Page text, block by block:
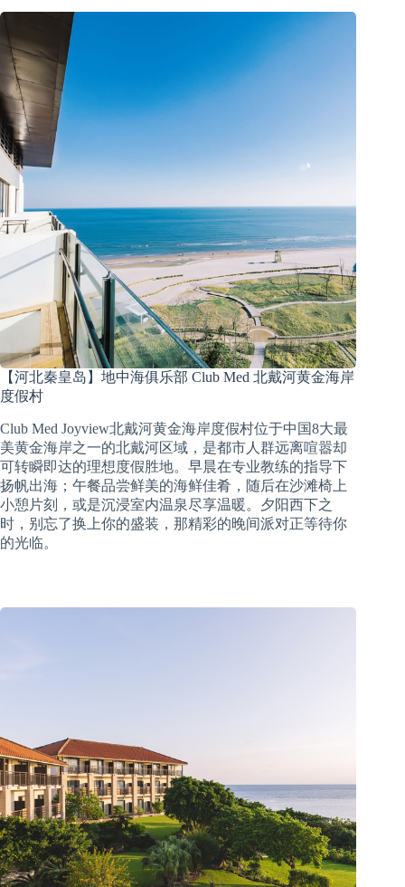
【河北秦皇岛】地中海俱乐部 Club Med 北戴河黄金海岸
度假村
Club Med Joyview北戴河黄金海岸度假村位于中国8大最
美黄金海岸之一的北戴河区域，是都市人群远离喧嚣却
可转瞬即达的理想度假胜地。早晨在专业教练的指导下
扬帆出海；午餐品尝鲜美的海鲜佳肴，随后在沙滩椅上
小憩片刻，或是沉浸室内温泉尽享温暖。夕阳西下之
时，别忘了换上你的盛装，那精彩的晚间派对正等待你
的光临。